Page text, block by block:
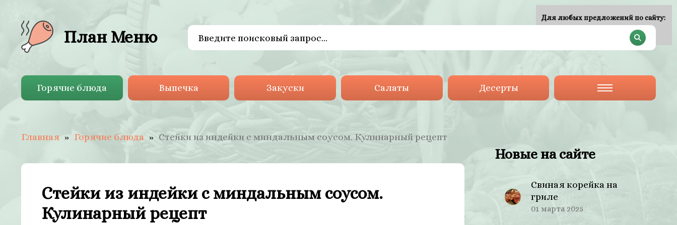
План Меню
Горячие блюда Выпечка Закуски Салаты Десерты
Главная Горячие блюда Стейки из индейки с миндальным соусом. Кулинарный рецепт
Стейки из индейки с миндальным соусом.
Кулинарный рецепт
Новые на сайте
Свиная корейка на
гриле
01 марта 2025
Для любых предложений по сайту: